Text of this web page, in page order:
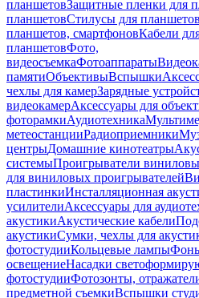
планшетовЗащитные пленки для
планшетовСтилусы для планшетов
планшетов, смартфоновКабели
планшетовФото,
видеосъемкаФотоаппараты
памятиОбъективыВспышки
чехлы для камерЗарядные
видеокамерАксессуары для
фоторамкиАудиотехника
метеостанцииРадиоприемники
центрыДомашние кинотеатры
системыПроигрыватели
для виниловых проигрывателей
пластинкиИнсталляционная
усилителиАксессуары для
акустикиАкустические кабели
акустикиСумки, чехлы для
фотостудииКольцевые лампы
освещениеНасадки
фотостудииФотозонты,
предметной съемкиВспышки